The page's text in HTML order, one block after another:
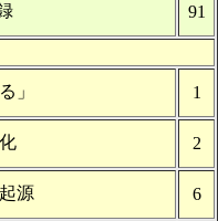
91
」 1
2
源 6